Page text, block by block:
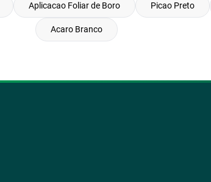
Aplicacao Foliar de Boro Picao Preto
Acaro Branco